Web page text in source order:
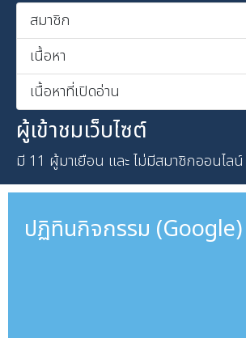
สมาชิก
เนื้อหา
เนื้อหาที่เปิดอ่าน
ผู้เข้าชมเว็บไซต์
มี 11 ผู้มาเยือน และ ไม่มีสมาชิกออนไล
ปฏิทินกิจกรรม (Google)